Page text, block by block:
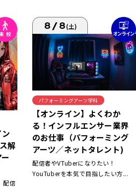
解
配信
8/8(土)
パフォーミングアーツ学科
【オンライン】よくわか
る！インフルエンサー業界
のお仕事（パフォーミング
アーツ／ネットタレント)
配信者やVTuberになりたい！
YouTuberを本気で目指したい方...